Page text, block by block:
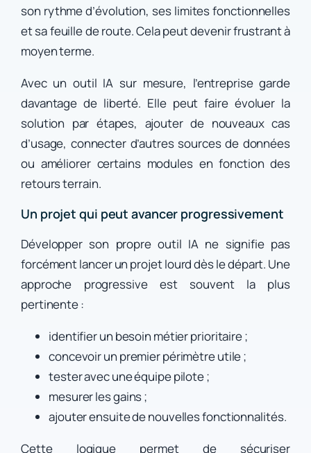
son rythme d’évolution, ses limites fonctionnelles
et sa feuille de route. Cela peut devenir frustrant à
moyen terme.
Avec un outil IA sur mesure, l’entreprise garde
davantage de liberté. Elle peut faire évoluer la
solution par étapes, ajouter de nouveaux cas
d’usage, connecter d’autres sources de données
ou améliorer certains modules en fonction des
retours terrain.
Un projet qui peut avancer progressivement
Développer son propre outil IA ne signifie pas
forcément lancer un projet lourd dès le départ. Une
approche progressive est souvent la plus
pertinente :
identifier un besoin métier prioritaire ;
concevoir un premier périmètre utile ;
tester avec une équipe pilote ;
mesurer les gains ;
ajouter ensuite de nouvelles fonctionnalités.
Cette logique permet de sécuriser